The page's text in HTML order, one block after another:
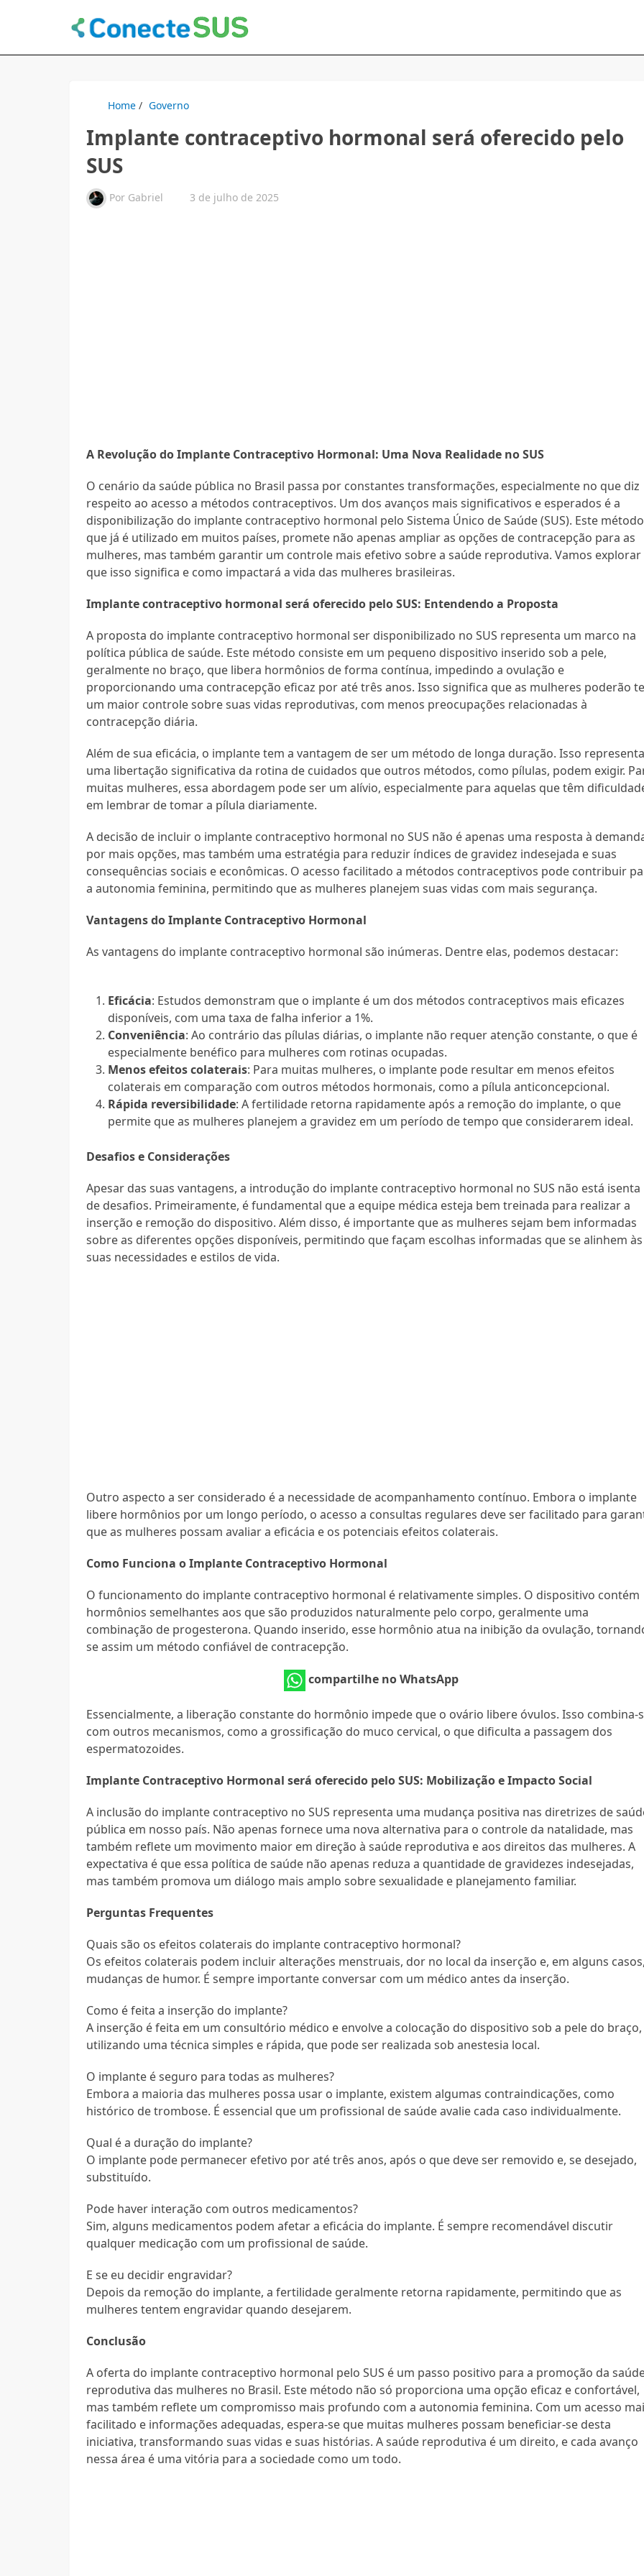
Home / Governo
Implante contraceptivo hormonal será oferecido pelo
SUS
Por Gabriel 3 de julho de 2025
A Revolução do Implante Contraceptivo Hormonal: Uma Nova Realidade no SUS
O cenário da saúde pública no Brasil passa por constantes transformações, especialmente no que diz
respeito ao acesso a métodos contraceptivos. Um dos avanços mais significativos e esperados é a
disponibilização do implante contraceptivo hormonal pelo Sistema Único de Saúde (SUS). Este
que já é utilizado em muitos países, promete não apenas ampliar as opções de contracepção para as
mulheres, mas também garantir um controle mais efetivo sobre a saúde reprodutiva. Vamos explorar
que isso significa e como impactará a vida das mulheres brasileiras.
Implante contraceptivo hormonal será oferecido pelo SUS: Entendendo a Proposta
A proposta do implante contraceptivo hormonal ser disponibilizado no SUS representa um marco na
política pública de saúde. Este método consiste em um pequeno dispositivo inserido sob a pele,
geralmente no braço, que libera hormônios de forma contínua, impedindo a ovulação e
proporcionando uma contracepção eficaz por até três anos. Isso significa que as mulheres poderão
um maior controle sobre suas vidas reprodutivas, com menos preocupações relacionadas à
contracepção diária.
Além de sua eficácia, o implante tem a vantagem de ser um método de longa duração. Isso
uma libertação significativa da rotina de cuidados que outros métodos, como pílulas, podem exigir.
muitas mulheres, essa abordagem pode ser um alívio, especialmente para aquelas que têm
em lembrar de tomar a pílula diariamente.
A decisão de incluir o implante contraceptivo hormonal no SUS não é apenas uma resposta à
por mais opções, mas também uma estratégia para reduzir índices de gravidez indesejada e suas
consequências sociais e econômicas. O acesso facilitado a métodos contraceptivos pode contribuir
a autonomia feminina, permitindo que as mulheres planejem suas vidas com mais segurança.
Vantagens do Implante Contraceptivo Hormonal
As vantagens do implante contraceptivo hormonal são inúmeras. Dentre elas, podemos destacar:
Eficácia: Estudos demonstram que o implante é um dos métodos contraceptivos mais eficazes
disponíveis, com uma taxa de falha inferior a 1%.
Conveniência: Ao contrário das pílulas diárias, o implante não requer atenção constante, o que é
especialmente benéfico para mulheres com rotinas ocupadas.
Menos efeitos colaterais: Para muitas mulheres, o implante pode resultar em menos efeitos
colaterais em comparação com outros métodos hormonais, como a pílula anticoncepcional.
Rápida reversibilidade: A fertilidade retorna rapidamente após a remoção do implante, o que
permite que as mulheres planejem a gravidez em um período de tempo que considerarem ideal.
Desafios e Considerações
Apesar das suas vantagens, a introdução do implante contraceptivo hormonal no SUS não está isenta
de desafios. Primeiramente, é fundamental que a equipe médica esteja bem treinada para realizar a
inserção e remoção do dispositivo. Além disso, é importante que as mulheres sejam bem informadas
sobre as diferentes opções disponíveis, permitindo que façam escolhas informadas que se alinhem às
suas necessidades e estilos de vida.
Outro aspecto a ser considerado é a necessidade de acompanhamento contínuo. Embora o implante
libere hormônios por um longo período, o acesso a consultas regulares deve ser facilitado para
que as mulheres possam avaliar a eficácia e os potenciais efeitos colaterais.
Como Funciona o Implante Contraceptivo Hormonal
O funcionamento do implante contraceptivo hormonal é relativamente simples. O dispositivo contém
hormônios semelhantes aos que são produzidos naturalmente pelo corpo, geralmente uma
combinação de progesterona. Quando inserido, esse hormônio atua na inibição da ovulação,
se assim um método confiável de contracepção.
compartilhe no WhatsApp
Essencialmente, a liberação constante do hormônio impede que o ovário libere óvulos. Isso combina-
com outros mecanismos, como a grossificação do muco cervical, o que dificulta a passagem dos
espermatozoides.
Implante Contraceptivo Hormonal será oferecido pelo SUS: Mobilização e Impacto Social
A inclusão do implante contraceptivo no SUS representa uma mudança positiva nas diretrizes de
pública em nosso país. Não apenas fornece uma nova alternativa para o controle da natalidade, mas
também reflete um movimento maior em direção à saúde reprodutiva e aos direitos das mulheres. A
expectativa é que essa política de saúde não apenas reduza a quantidade de gravidezes indesejadas,
mas também promova um diálogo mais amplo sobre sexualidade e planejamento familiar.
Perguntas Frequentes
Quais são os efeitos colaterais do implante contraceptivo hormonal?
Os efeitos colaterais podem incluir alterações menstruais, dor no local da inserção e, em alguns
mudanças de humor. É sempre importante conversar com um médico antes da inserção.
Como é feita a inserção do implante?
A inserção é feita em um consultório médico e envolve a colocação do dispositivo sob a pele do braço,
utilizando uma técnica simples e rápida, que pode ser realizada sob anestesia local.
O implante é seguro para todas as mulheres?
Embora a maioria das mulheres possa usar o implante, existem algumas contraindicações, como
histórico de trombose. É essencial que um profissional de saúde avalie cada caso individualmente.
Qual é a duração do implante?
O implante pode permanecer efetivo por até três anos, após o que deve ser removido e, se desejado,
substituído.
Pode haver interação com outros medicamentos?
Sim, alguns medicamentos podem afetar a eficácia do implante. É sempre recomendável discutir
qualquer medicação com um profissional de saúde.
E se eu decidir engravidar?
Depois da remoção do implante, a fertilidade geralmente retorna rapidamente, permitindo que as
mulheres tentem engravidar quando desejarem.
Conclusão
A oferta do implante contraceptivo hormonal pelo SUS é um passo positivo para a promoção da
reprodutiva das mulheres no Brasil. Este método não só proporciona uma opção eficaz e confortável,
mas também reflete um compromisso mais profundo com a autonomia feminina. Com um acesso
facilitado e informações adequadas, espera-se que muitas mulheres possam beneficiar-se desta
iniciativa, transformando suas vidas e suas histórias. A saúde reprodutiva é um direito, e cada avanço
nessa área é uma vitória para a sociedade como um todo.